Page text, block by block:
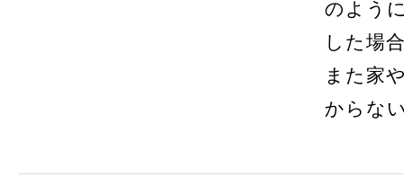
のよう
した場
また家
からな